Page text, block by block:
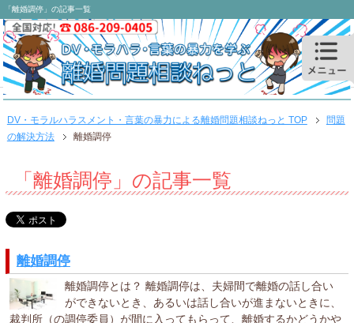
「離婚調停」の記事一覧
DV・モラルハラスメント・言葉の暴力による離婚問題相談ねっと TOP
問題
の解決方法
離婚調停
「離婚調停」の記事一覧
離婚調停
離婚調停とは？ 離婚調停は、夫婦間で離婚の話し合い
ができないとき、あるいは話し合いが進まないときに、
裁判所（の調停委員）が間に入ってもらって、離婚するかどうかや